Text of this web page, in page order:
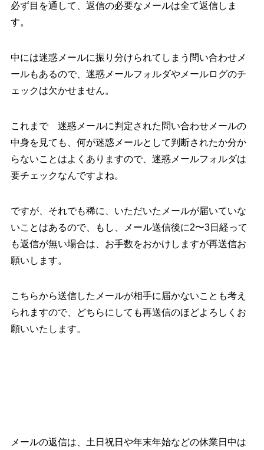
必ず目を通して、返信の必要なメールは全て返信しま
す。
中には迷惑メールに振り分けられてしまう問い合わせメ
ールもあるので、迷惑メールフォルダやメールログのチ
ェックは欠かせません。
これまで 迷惑メールに判定された問い合わせメールの
中身を見ても、何が迷惑メールとして判断されたか分か
らないことはよくありますので、迷惑メールフォルダは
要チェックなんですよね。
ですが、それでも稀に、いただいたメールが届いていな
いことはあるので、もし、メール送信後に2〜3日経って
も返信が無い場合は、お手数をおかけしますが再送信お
願いします。
こちらから送信したメールが相手に届かないことも考え
られますので、どちらにしても再送信のほどよろしくお
願いいたします。
メールの返信は、土日祝日や年末年始などの休業日中は